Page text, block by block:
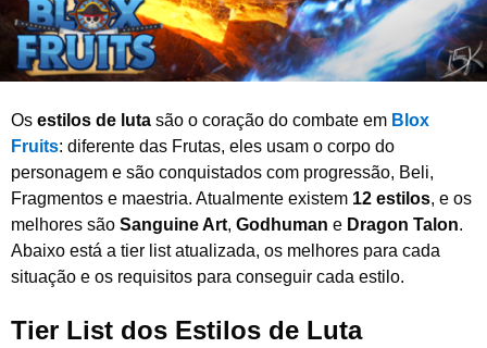
6
Os estilos de luta são o coração do combate em Blox
Fruits: diferente das Frutas, eles usam o corpo do
personagem e são conquistados com progressão, Beli,
Fragmentos e maestria. Atualmente existem 12 estilos, e os
melhores são Sanguine Art, Godhuman e Dragon Talon.
Abaixo está a tier list atualizada, os melhores para cada
situação e os requisitos para conseguir cada estilo.
Tier List dos Estilos de Luta